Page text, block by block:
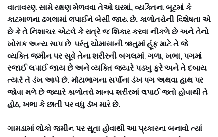
વાતાવરણ સામે રક્ષણ મેળવવા તેઓ ઘરમાં, વ્યક્તિના બૂટમાં કે
કાટમાળના ઢગલામાં લપાઈને બેસી જાય છે. કાળોતરોની વિશેષતા એ
છે કે તે નિશાચર એટલે કે રાત્રે જ શિકાર કરવા નીકળે છે અને તેનો
ખોરાક અન્ય સાપ છે. પરંતુ ચોમાસાની ઋતુમાં હૂંફ માટે તે જે
વ્યક્તિ જમીન પર સૂવે તેના શરીરની બગલમાં, ગળા, ખભા, પગમાં
રજાઈ લપાઈ જાય છે અને વ્યક્તિ જ્યારે પડખુ ફરે અને તે દબાય
ત્યારે તે ડંખ આપે છે. મોટાભાગના સર્પોના ડંખ પગ અથવા હાથ પર
જોવા મળે છે જ્યારે કાળોતરો માનવ શરીરમાં લપાઈ જતો હોવાથી તે
હોઠ, ખભા કે છાતી પર વધુ ડંખ મારે છે.
ગામડામાં લોકો જમીન પર સૂતા હોવાથી આ પ્રકારના બનાવો ત્યાં